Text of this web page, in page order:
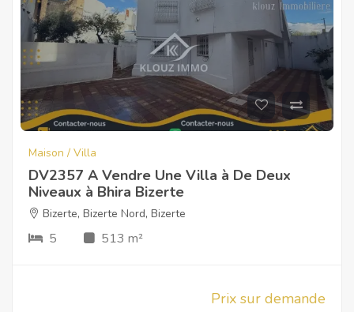
Maison / Villa
DV2357 A Vendre Une Villa à De Deux
Niveaux à Bhira Bizerte
Bizerte, Bizerte Nord, Bizerte
5 513 m²
Prix sur demande